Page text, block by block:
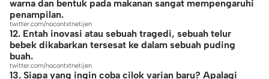
warna dan bentuk pada makanan sangat mempengaruhi
penampilan.
twitter.com/nocontxtnetijen
12. Entah inovasi atau sebuah tragedi, sebuah telur
bebek dikabarkan tersesat ke dalam sebuah puding
buah.
twitter.com/nocontxtnetijen
13. Siapa yang ingin coba cilok varian baru? Apalagi